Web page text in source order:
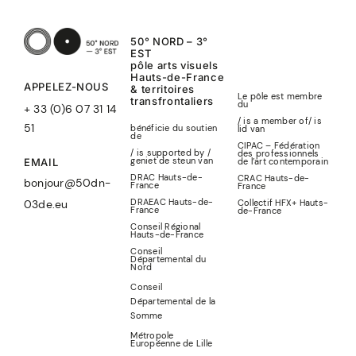
APPELEZ-NOUS
+ 33 (0)6 07 31 14
51
EMAIL
bonjour@50dn-
03de.eu
50° NORD – 3°
EST
pôle arts visuels
Hauts-de-France
& territoires
transfrontaliers
bénéficie du soutien
de
/ is supported by /
geniet de steun van
DRAC Hauts-de-
France
DRAEAC Hauts-de-
France
Conseil Régional
Hauts-de-France
Conseil
Départemental du
Nord
Conseil
Départemental de la
Somme
Métropole
Européenne de Lille
Le pôle est membre
du
/ is a member of/is
lid van
CIPAC – Fédération
des professionnels
de l’art contemporain
CRAC Hauts-de-
France
Collectif HFX+ Hauts-
de-France